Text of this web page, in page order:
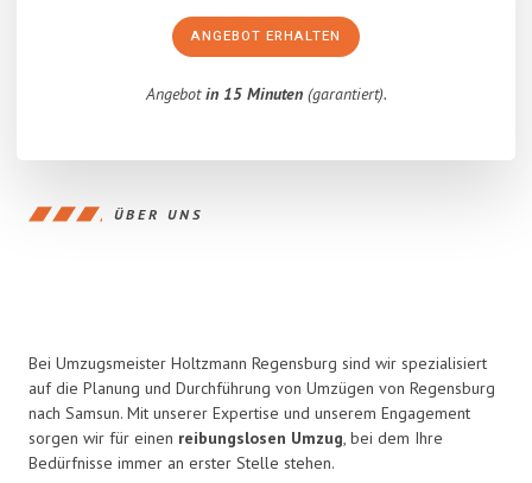
ANGEBOT ERHALTEN
Angebotin 15 Minuten(garantiert).
ÜBER UNS
Bei Umzugsmeister Holtzmann Regensburg sind wir spezialisiert
auf die Planung und Durchführung von Umzügen von Regensburg
nach Samsun. Mit unserer Expertise und unserem Engagement
sorgen wir für einen reibungslosen Umzug, bei dem Ihre
Bedürfnisse immer an erster Stelle stehen.